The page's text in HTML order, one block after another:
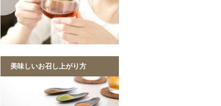
美味しいお召し上がり方